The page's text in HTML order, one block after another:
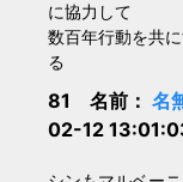
に協力して
数百年行動を共
る
81 名前： 名
02-12